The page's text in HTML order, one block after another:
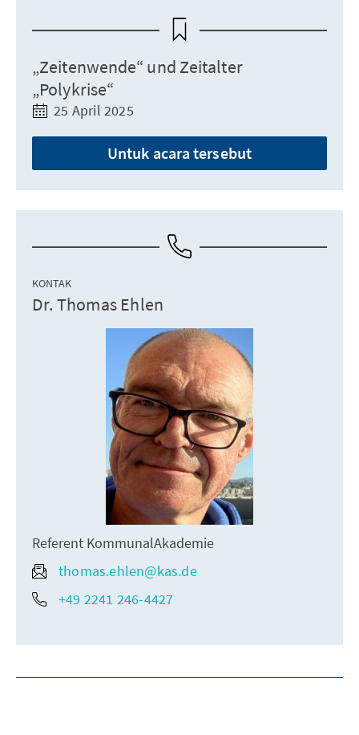
„Zeitenwende“ und Zeitalter
„Polykrise“
25 April 2025
Untuk acara tersebut
KONTAK
Dr. Thomas Ehlen
Referent KommunalAkademie
thomas.ehlen@kas.de
+49 2241 246-4427